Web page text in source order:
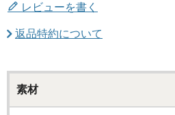
レビューを書く
返品特約について
素材